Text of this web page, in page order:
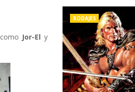
como Jor-El y
RODAJES